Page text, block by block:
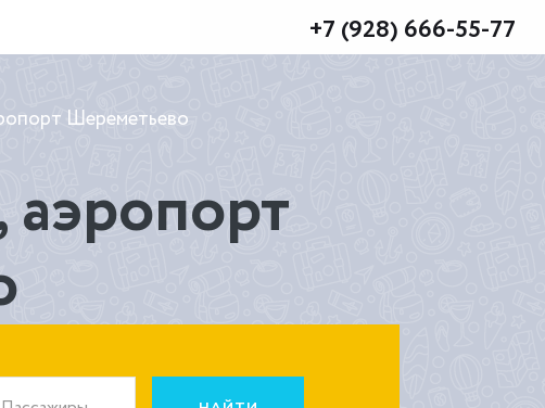
+7 (928) 666-55-77
Шереметьево